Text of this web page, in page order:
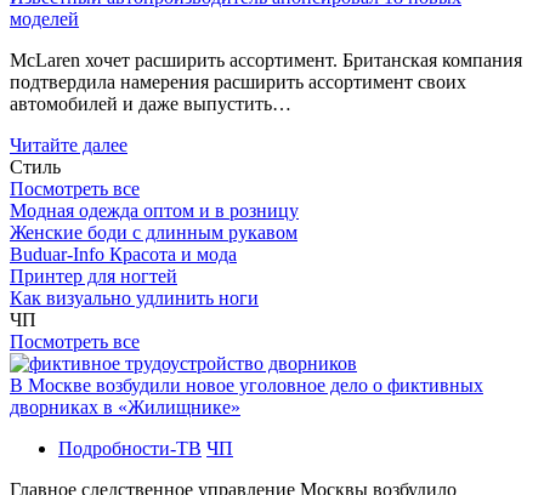
моделей
McLaren хочет расширить ассортимент. Британская компания
подтвердила намерения расширить ассортимент своих
автомобилей и даже выпустить…
Читайте далее
Стиль
Посмотреть все
Модная одежда оптом и в розницу
Женские боди с длинным рукавом
Buduar-Info Красота и мода
Принтер для ногтей
Как визуально удлинить ноги
ЧП
Посмотреть все
В Москве возбудили новое уголовное дело о фиктивных
дворниках в «Жилищнике»
Подробности-ТВ ЧП
Главное следственное управление Москвы возбудило